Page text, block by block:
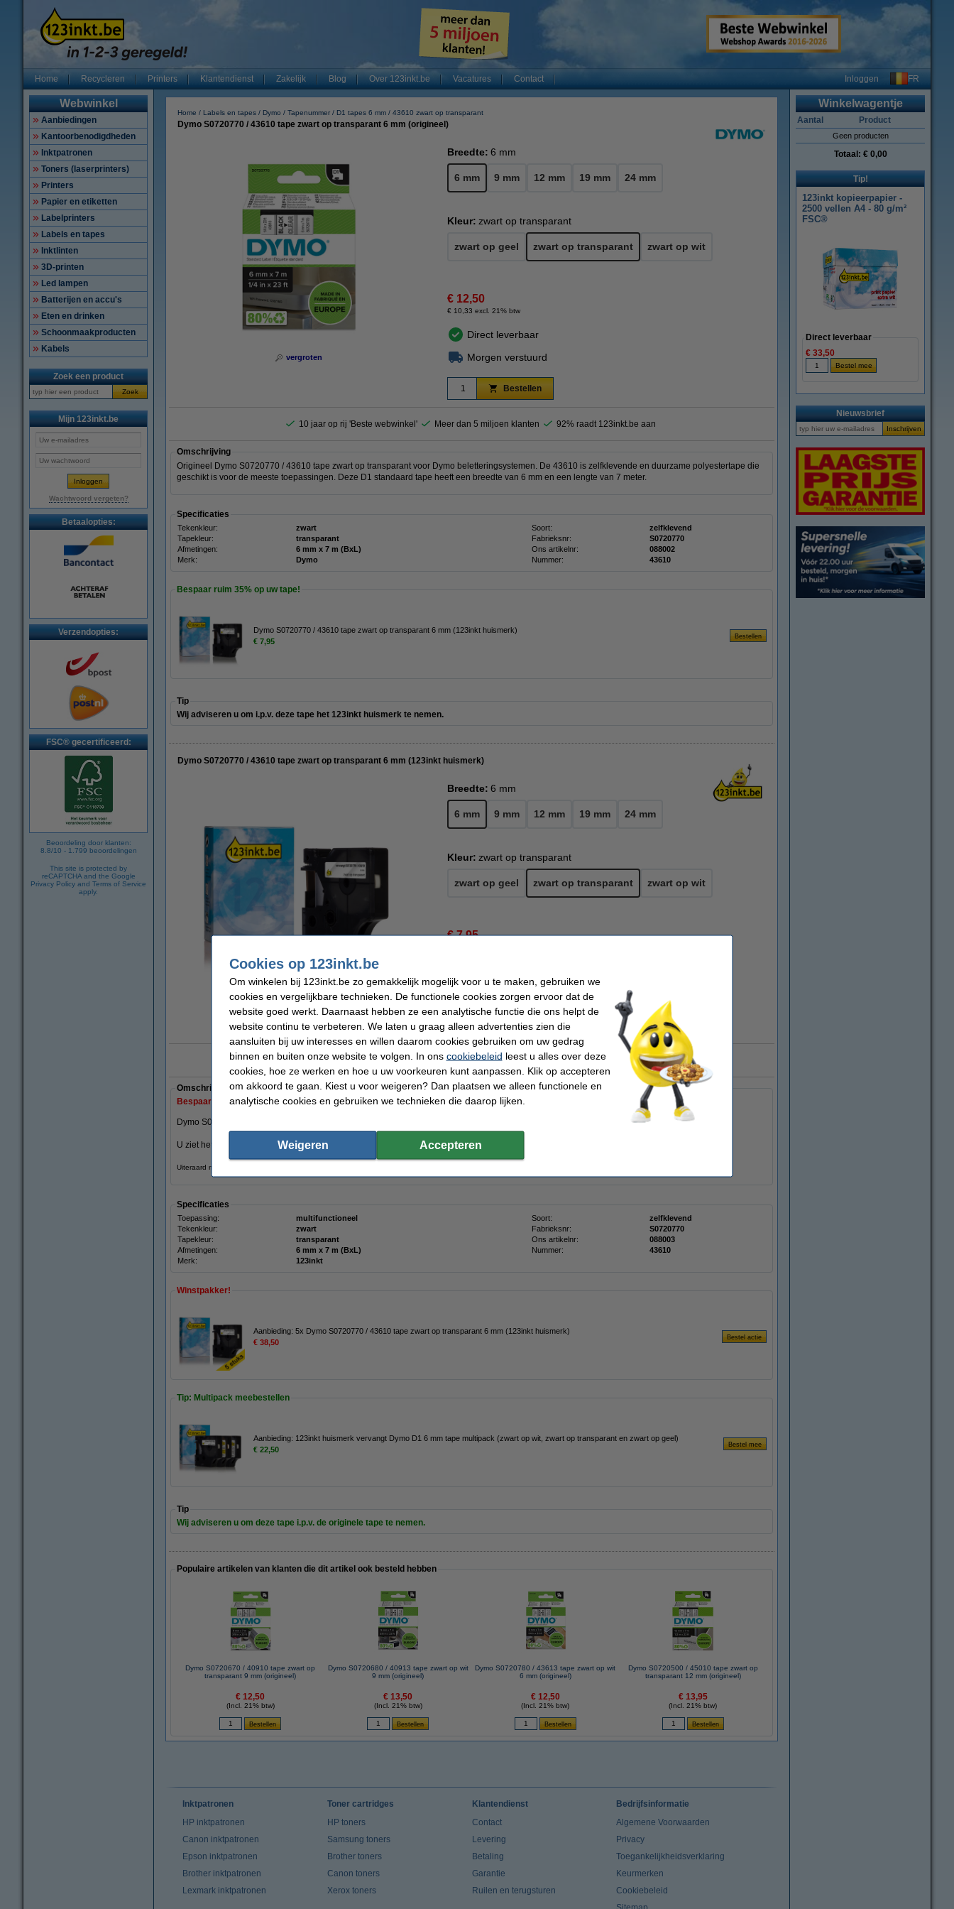
Home Recycleren Printers Klantendienst Zakelijk Blog Over 123inkt.be Vacatures Contact Inloggen FR
Webwinkel
Aanbiedingen
Kantoorbenodigdheden
Inktpatronen
Toners (laserprinters)
Printers
Papier en etiketten
Labelprinters
Labels en tapes
Inktlinten
3D-printen
Led lampen
Batterijen en accu's
Eten en drinken
Schoonmaakproducten
Kabels
Zoek een product
Zoek
Mijn 123inkt.be
Wachtwoord vergeten?
Betaalopties:
Verzendopties:
FSC® gecertificeerd:
Beoordeling door klanten:
8.8/10 - 1.799 beoordelingen
This site is protected by
reCAPTCHA and the Google
Privacy Policy and Terms of Service
apply.
Home Labels en tapes Dymo Tapenummer D1 tapes 6 mm 43610 zwart op transparant
Dymo S0720770 / 43610 tape zwart op transparant 6 mm (origineel)
vergroten
Breedte: 6 mm
6 mm 9 mm 12 mm 19 mm 24 mm
Kleur: zwart op transparant
zwart op geel zwart op transparant zwart op wit
€ 12,50
€ 10,33 excl. 21% btw
Direct leverbaar
Morgen verstuurd
Bestellen
10 jaar op rij 'Beste webwinkel' Meer dan 5 miljoen klanten 92% raadt 123inkt.be aan
Omschrijving
Origineel Dymo S0720770 / 43610 tape zwart op transparant voor Dymo beletteringsystemen. De 43610 is zelfklevende en duurzame polyestertape die
geschikt is voor de meeste toepassingen. Deze D1 standaard tape heeft een breedte van 6 mm en een lengte van 7 meter.
Specificaties
Tekenkleur: zwart Soort:
zelfklevend
Tapekleur:
transparant Fabrieksnr:
S0720770
Afmetingen:
6 mm x 7 m (BxL) Ons artikelnr:
088002
Merk:
Dymo Nummer: 43610
Bespaar ruim 35% op uw tape!
Dymo S0720770 / 43610 tape zwart op transparant 6 mm (123inkt huismerk)
€ 7,95
Tip
Wij adviseren u om i.p.v. deze tape het 123inkt huismerk te nemen.
Dymo S0720770 / 43610 tape zwart op transparant 6 mm (123inkt huismerk)
vergroten
Breedte: 6 mm
6 mm 9 mm 12 mm 19 mm 24 mm
Kleur: zwart op transparant
zwart op geel zwart op transparant zwart op wit
€ 7,95
Morgen verstuurd
Bestellen
10 jaar op rij 'Beste webwinkel' Meer dan 5 miljoen klanten 92% raadt 123inkt.be aan
Omschrijving
Bespaar ruim35%op uw tape!
Dymo S0720770 / 43610 tape zwart op transparant van het 123inkt huismerk, geschikt voor Dymo beletteringsystemen.
U ziet het verschil in uw portemonnee!!!!
Uiteraard met 100% garantie.
Specificaties
Toepassing: multifunctioneel Soort:
zelfklevend
Tekenkleur:
zwart Fabrieksnr:
S0720770
Tapekleur:
transparant Ons artikelnr:
088003
Afmetingen:
6 mm x 7 m (BxL) Nummer:
43610
Merk:
123inkt
Winstpakker!
Aanbieding: 5x Dymo S0720770 / 43610 tape zwart op transparant 6 mm (123inkt huismerk)
€ 38,50
Tip: Multipack meebestellen
Aanbieding: 123inkt huismerk vervangt Dymo D1 6 mm tape multipack (zwart op wit, zwart op transparant en zwart op geel)
€ 22,50
Tip
Wij adviseren u om deze tape i.p.v. de originele tape te nemen.
Populaire artikelen van klanten die dit artikel ook besteld hebben
Dymo S0720670 / 40910 tape zwart op
transparant 9 mm (origineel)
€ 12,50
(Incl. 21% btw)
Dymo S0720680 / 40913 tape zwart op wit
9 mm (origineel)
€ 13,50
(Incl. 21% btw)
Dymo S0720780 / 43613 tape zwart op wit
6 mm (origineel)
€ 12,50
(Incl. 21% btw)
Dymo S0720500 / 45010 tape zwart op
transparant 12 mm (origineel)
€ 13,95
(Incl. 21% btw)
Winkelwagentje
Aantal Product
Geen producten
Totaal: € 0,00
Tip!
123inkt kopieerpapier -
2500 vellen A4 - 80 g/m²
FSC®
Direct leverbaar
€ 33,50
Nieuwsbrief
Inktpatronen
HP inktpatronen
Canon inktpatronen
Epson inktpatronen
Brother inktpatronen
Lexmark inktpatronen
Toner cartridges
HP toners
Samsung toners
Brother toners
Canon toners
Xerox toners
Klantendienst
Contact
Levering
Betaling
Garantie
Ruilen en terugsturen
Bedrijfsinformatie
Algemene Voorwaarden
Privacy
Toegankelijkheidsverklaring
Keurmerken
Cookiebeleid
Cookies op 123inkt.be
Om winkelen bij 123inkt.be zo gemakkelijk mogelijk voor u te maken, gebruiken we
cookies en vergelijkbare technieken. De functionele cookies zorgen ervoor dat de
website goed werkt. Daarnaast hebben ze een analytische functie die ons helpt de
website continu te verbeteren. We laten u graag alleen advertenties zien die
aansluiten bij uw interesses en willen daarom cookies gebruiken om uw gedrag
binnen en buiten onze website te volgen. In ons cookiebeleid leest u alles over deze
cookies, hoe ze werken en hoe u uw voorkeuren kunt aanpassen. Klik op accepteren
om akkoord te gaan. Kiest u voor weigeren? Dan plaatsen we alleen functionele en
analytische cookies en gebruiken we technieken die daarop lijken.
Weigeren Accepteren